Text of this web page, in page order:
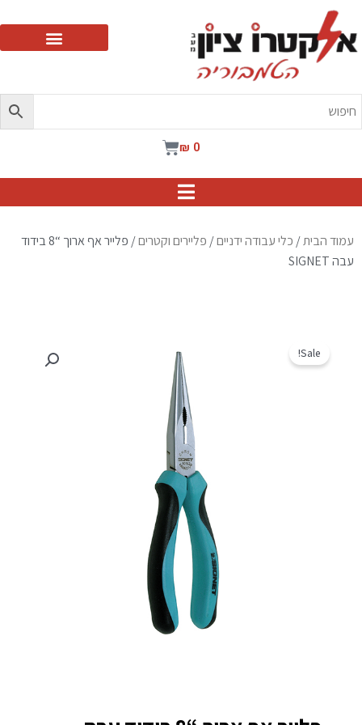
₪ 0
עגלת
עמוד הבית/ כלי עבודה ידניים/ פליירים וקטרים
/ פלייר אף ארוך “8 בידוד
עבה SIGNET
Sale!